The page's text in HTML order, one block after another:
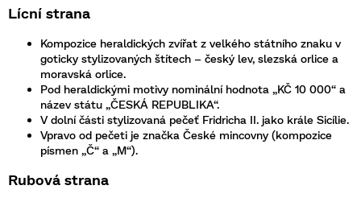
Lícní strana
Kompozice heraldických zvířat z velkého státního znaku v
goticky stylizovaných štítech – český lev, slezská orlice a
moravská orlice.
Pod heraldickými motivy nominální hodnota „KČ 10 000“ a
název státu „ČESKÁ REPUBLIKA“.
V dolní části stylizovaná pečeť Fridricha II. jako krále Sicílie.
Vpravo od pečeti je značka České mincovny (kompozice
písmen „Č“ a „M“).
Rubová strana